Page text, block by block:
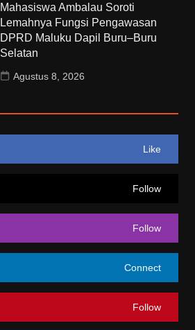
Mahasiswa Ambalau Soroti
Lemahnya Fungsi Pengawasan
DPRD Maluku Dapil Buru–Buru
Selatan
Agustus 8, 2026
Like
Follow
Follow
Connect
Follow